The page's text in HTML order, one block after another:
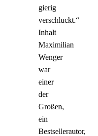
gierig
verschluckt.“
Inhalt
Maximilian
Wenger
war
einer
der
Großen,
ein
Bestsellerautor,